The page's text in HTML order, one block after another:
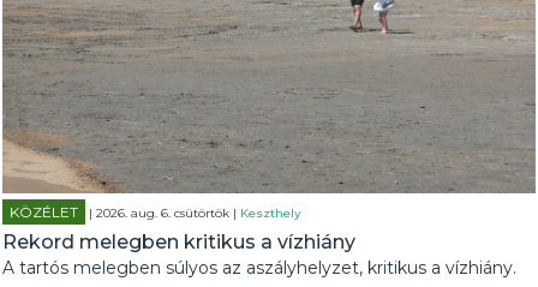
KÖZÉLET | 2026. aug. 6. csütörtök | Keszthely
Rekord melegben kritikus a vízhiány
A tartós melegben súlyos az aszályhelyzet, kritikus a vízhiány.